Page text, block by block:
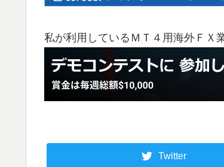
私が利用しているＭＴ４用海外ＦＸ
Twitter